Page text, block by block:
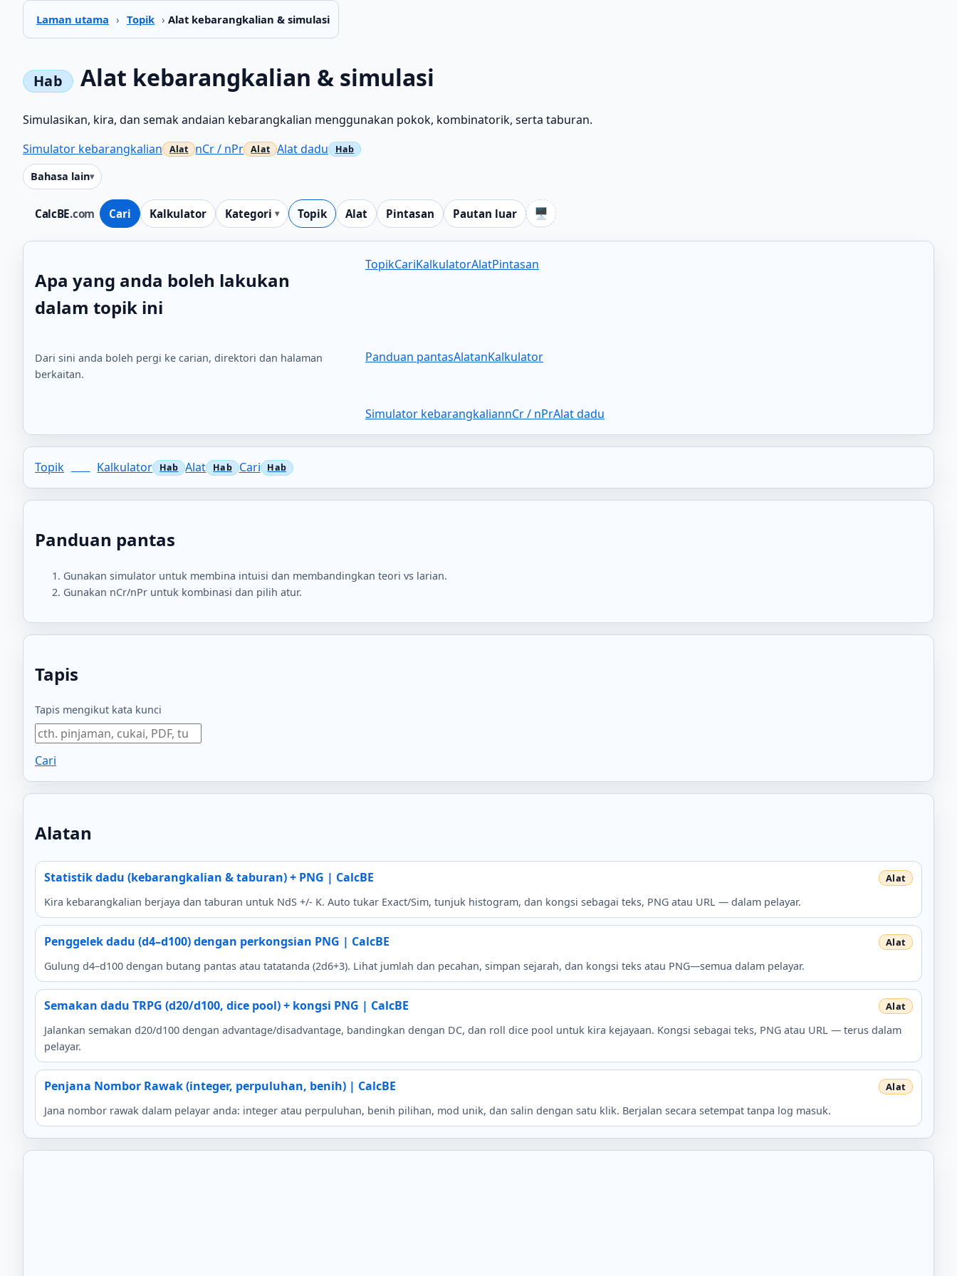
Laman utama › Topik › Alat kebarangkalian & simulasi
CalcBE.com Cari Kalkulator Kategori Topik Alat Pintasan Pautan luar 🖥️
Alat kebarangkalian & simulasi
Simulasikan, kira, dan semak andaian kebarangkalian menggunakan pokok, kombinatorik, serta taburan.
Simulator kebarangkalian
nCr / nPr Alat dadu
Bahasa lain
Apa yang anda boleh lakukan
dalam topik ini
Dari sini anda boleh pergi ke carian, direktori dan halaman
berkaitan.
TopikCariKalkulatorAlatPintasan
Panduan pantasAlatanKalkulator
Simulator kebarangkaliannCr / nPrAlat dadu
Topik Kalkulator Alat Cari
Panduan pantas
Gunakan simulator untuk membina intuisi dan membandingkan teori vs larian.
Gunakan nCr/nPr untuk kombinasi dan pilih atur.
Tapis
Tapis mengikut kata kunci
Cari
Alatan
Statistik dadu (kebarangkalian & taburan) + PNG | CalcBE
Kira kebarangkalian berjaya dan taburan untuk NdS +/- K. Auto tukar Exact/Sim, tunjuk histogram, dan kongsi sebagai teks, PNG atau URL — dalam pelayar.
Penggelek dadu (d4–d100) dengan perkongsian PNG | CalcBE
Gulung d4–d100 dengan butang pantas atau tatatanda (2d6+3). Lihat jumlah dan pecahan, simpan sejarah, dan kongsi teks atau PNG—semua dalam pelayar.
Semakan dadu TRPG (d20/d100, dice pool) + kongsi PNG | CalcBE
Jalankan semakan d20/d100 dengan advantage/disadvantage, bandingkan dengan DC, dan roll dice pool untuk kira kejayaan. Kongsi sebagai teks, PNG atau URL — terus dalam
pelayar.
Penjana Nombor Rawak (integer, perpuluhan, benih) | CalcBE
Jana nombor rawak dalam pelayar anda: integer atau perpuluhan, benih pilihan, mod unik, dan salin dengan satu klik. Berjalan secara setempat tanpa log masuk.